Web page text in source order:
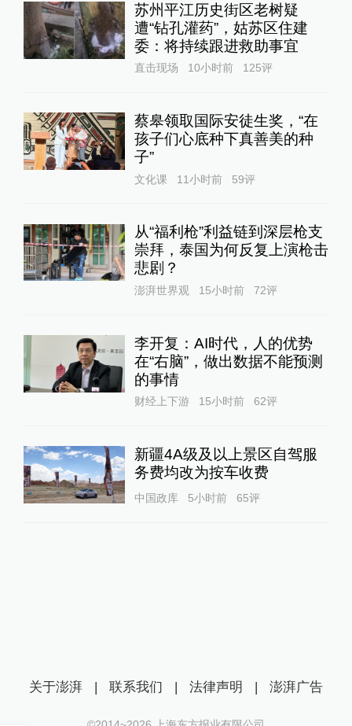
苏州平江历史街区老树疑
遭“钻孔灌药”，姑苏区住建
委：将持续跟进救助事宜
直击现场 10小时前 125评
蔡皋领取国际安徒生奖，“在
孩子们心底种下真善美的种
子”
文化课 11小时前 59评
从“福利枪”利益链到深层枪支
崇拜，泰国为何反复上演枪击
悲剧？
澎湃世界观 15小时前 72评
李开复：AI时代，人的优势
在“右脑”，做出数据不能预测
的事情
财经上下游 15小时前 62评
新疆4A级及以上景区自驾服
务费均改为按车收费
中国政库 5小时前 65评
关于澎湃 | 联系我们 | 法律声明 | 澎湃广告